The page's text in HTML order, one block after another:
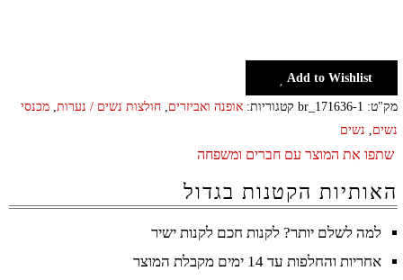
Add to Wishlist
מק"ט: br_171636-1 קטגוריות: אופנה ואביזרים חולצות נשים / נערות מכנסי
נשים
נשים
שתפו את המוצר עם חברים ומשפחה
האותיות הקטנות בגדול
למה לשלם יותר? לקנות חכם לקנות ישיר
אחריות והחלפות עד 14 ימים מקבלת המוצר